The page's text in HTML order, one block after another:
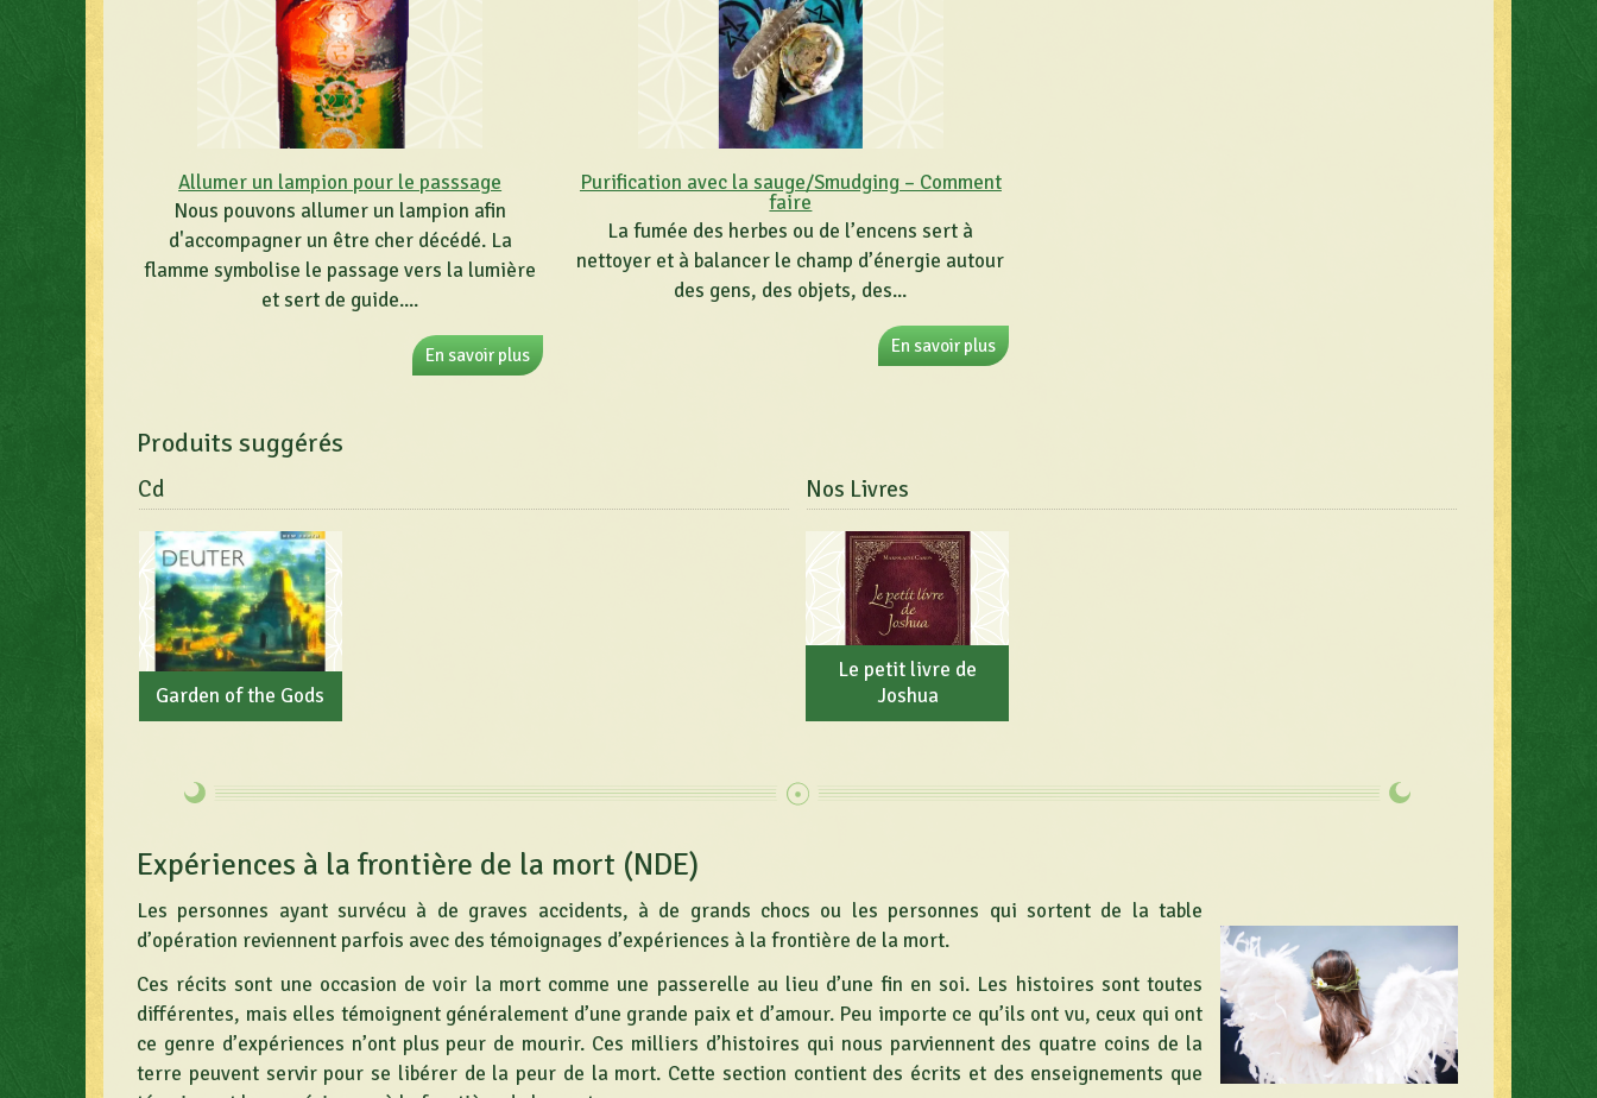
Allumer un lampion pour le passsage
Nous pouvons allumer un lampion afin
d'accompagner un être cher décédé. La
flamme symbolise le passage vers la lumière
et sert de guide....
En savoir plus
Purification avec la sauge/Smudging – Comment
faire
La fumée des herbes ou de l’encens sert à
nettoyer et à balancer le champ d’énergie autour
des gens, des objets, des...
En savoir plus
Produits suggérés
Cd
Garden of the Gods
Nos Livres
Le petit livre de
Joshua
Expériences à la frontière de la mort (NDE)
Les personnes ayant survécu à de graves accidents, à de grands chocs ou les personnes qui sortent de la table
d’opération reviennent parfois avec des témoignages d’expériences à la frontière de la mort.
Ces récits sont une occasion de voir la mort comme une passerelle au lieu d’une fin en soi. Les histoires sont toutes
différentes, mais elles témoignent généralement d’une grande paix et d’amour. Peu importe ce qu’ils ont vu, ceux qui ont
ce genre d’expériences n’ont plus peur de mourir. Ces milliers d’histoires qui nous parviennent des quatre coins de la
terre peuvent servir pour se libérer de la peur de la mort. Cette section contient des écrits et des enseignements que